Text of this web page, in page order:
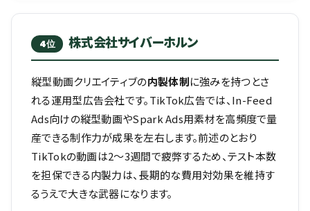
4位 株式会社サイバーホルン
縦型動画クリエイティブの内製体制に強みを持つとさ
れる運用型広告会社です。TikTok広告では、In-Feed
Ads向けの縦型動画やSpark Ads用素材を高頻度で量
産できる制作力が成果を左右します。前述のとおり
TikTokの動画は2〜3週間で疲弊するため、テスト本数
を担保できる内製力は、長期的な費用対効果を維持す
るうえで大きな武器になります。